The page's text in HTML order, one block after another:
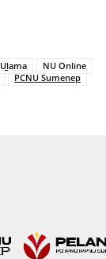
NU Online
PCNU Sumenep